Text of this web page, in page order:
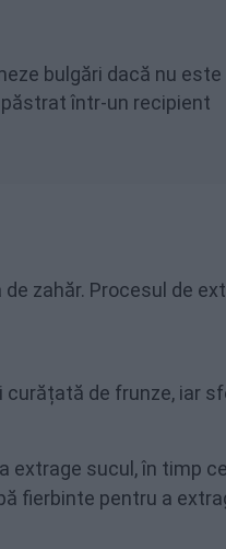
bulgări dacă nu este
într-un recipient
zahăr. Procesul de
de frunze, iar
extrage sucul, în timp
fierbinte pentru a